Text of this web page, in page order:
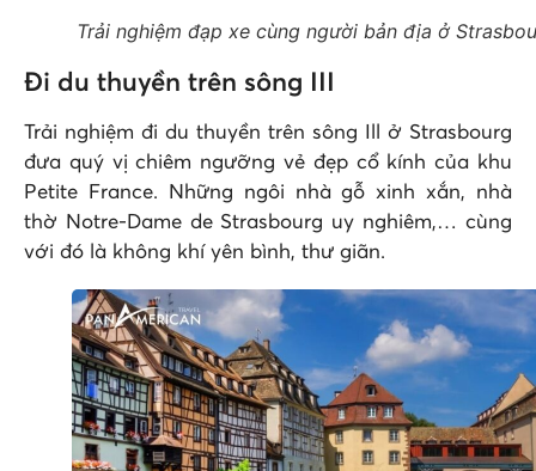
Trải nghiệm đạp xe cùng người bản địa ở
Đi du thuyền trên sông III
Trải nghiệm đi du thuyền trên sông Ill ở Strasbourg
đưa quý vị chiêm ngưỡng vẻ đẹp cổ kính của khu
Petite France. Những ngôi nhà gỗ xinh xắn, nhà
thờ Notre-Dame de Strasbourg uy nghiêm,… cùng
với đó là không khí yên bình, thư giãn.